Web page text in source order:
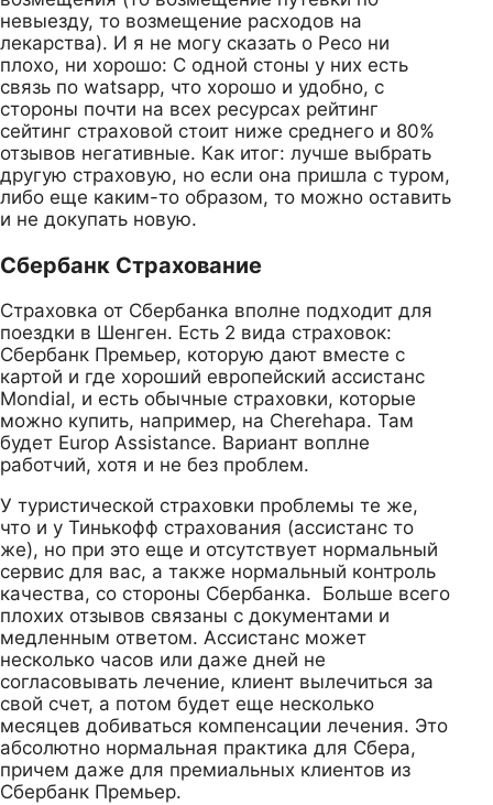
невыезду, то возмещение расходов на
лекарства). И я не могу сказать о Ресо ни
плохо, ни хорошо: С одной стоны у них есть
связь по watsapp, что хорошо и удобно, с
стороны почти на всех ресурсах рейтинг
сейтинг страховой стоит ниже среднего и 80%
отзывов негативные. Как итог: лучше выбрать
другую страховую, но если она пришла с туром,
либо еще каким-то образом, то можно оставить
и не докупать новую.
Сбербанк Страхование
Страховка от Сбербанка вполне подходит для
поездки в Шенген. Есть 2 вида страховок:
Сбербанк Премьер, которую дают вместе с
картой и где хороший европейский ассистанс
Mondial, и есть обычные страховки, которые
можно купить, например, на Cherehapa. Там
будет Europ Assistance. Вариант воплне
работчий, хотя и не без проблем.
У туристической страховки проблемы те же,
что и у Тинькофф страхования (ассистанс то
же), но при это еще и отсутствует нормальный
сервис для вас, а также нормальный контроль
качества, со стороны Сбербанка. Больше всего
плохих отзывов связаны с документами и
медленным ответом. Ассистанс может
несколько часов или даже дней не
согласовывать лечение, клиент вылечиться за
свой счет, а потом будет еще несколько
месяцев добиваться компенсации лечения. Это
абсолютно нормальная практика для Сбера,
причем даже для премиальных клиентов из
Сбербанк Премьер.